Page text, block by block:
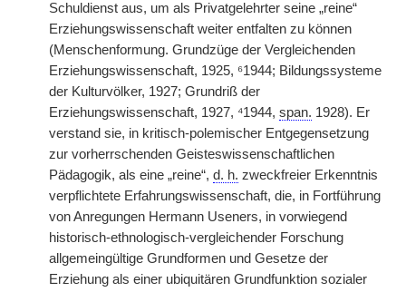
Schuldienst aus, um als Privatgelehrter seine „reine“
Erziehungswissenschaft weiter entfalten zu können
(Menschenformung. Grundzüge der Vergleichenden
Erziehungswissenschaft, 1925, ⁶1944; Bildungssysteme
der Kulturvölker, 1927; Grundriß der
Erziehungswissenschaft, 1927, ⁴1944, span. 1928). Er
verstand sie, in kritisch-polemischer Entgegensetzung
zur vorherrschenden Geisteswissenschaftlichen
Pädagogik, als eine „reine“, d. h. zweckfreier Erkenntnis
verpflichtete Erfahrungswissenschaft, die, in Fortführung
von Anregungen Hermann Useners, in vorwiegend
historisch-ethnologisch-vergleichender Forschung
allgemeingültige Grundformen und Gesetze der
Erziehung als einer ubiquitären Grundfunktion sozialer